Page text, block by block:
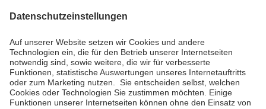
Impressum